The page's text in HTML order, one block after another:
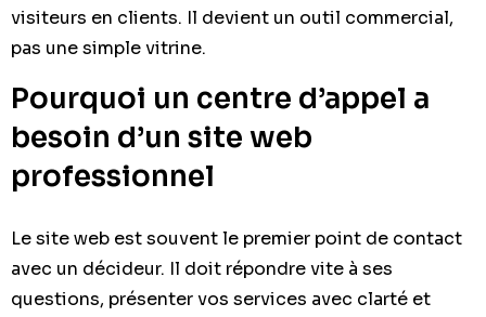
visiteurs en clients. Il devient un outil commercial,
pas une simple vitrine.
Pourquoi un centre d’appel a
besoin d’un site web
professionnel
Le site web est souvent le premier point de contact
avec un décideur. Il doit répondre vite à ses
questions, présenter vos services avec clarté et